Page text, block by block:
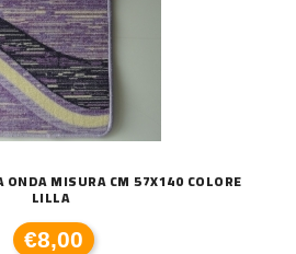
ONDA MISURA CM 57X140 COLORE
LILLA
€8,00